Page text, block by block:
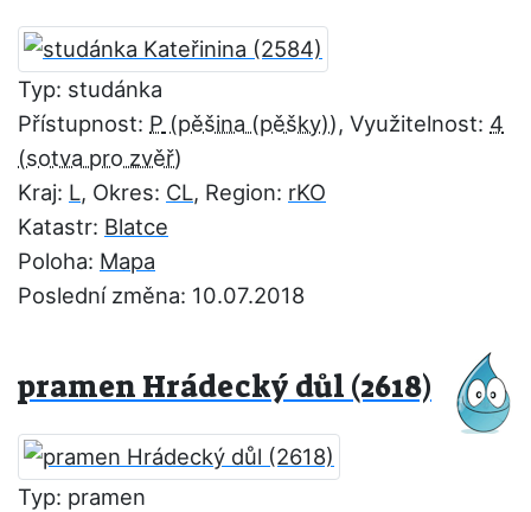
Typ: studánka
Přístupnost: P , Využitelnost: 4
Kraj: L, Okres: CL, Region: rKO
Katastr: Blatce
Poloha: Mapa
Poslední změna: 10.07.2018
pramen Hrádecký důl (2618)
Typ: pramen